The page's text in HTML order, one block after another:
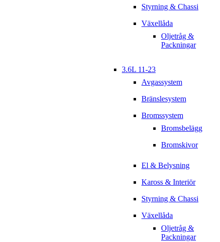
Styrning & Chassi
Växellåda
Oljetråg &
Packningar
3.6L 11-23
Avgassystem
Bränslesystem
Bromssystem
Bromsbelägg
Bromskivor
El & Belysning
Kaross & Interiör
Styrning & Chassi
Växellåda
Oljetråg &
Packningar